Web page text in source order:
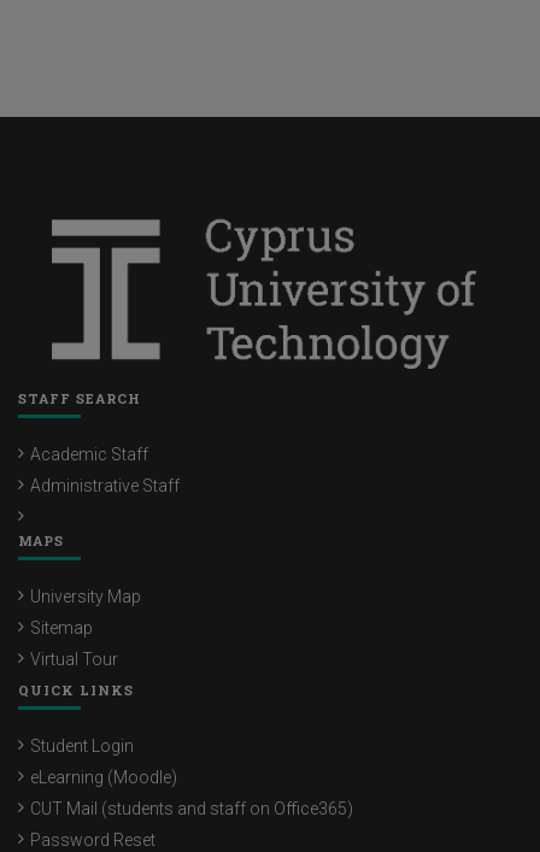
STAFF SEARCH
Academic Staff
Administrative Staff
MAPS
University Map
Sitemap
Virtual Tour
QUICK LINKS
Student Login
eLearning (Moodle)
CUT Mail (students and staff on Office365)
Password Reset